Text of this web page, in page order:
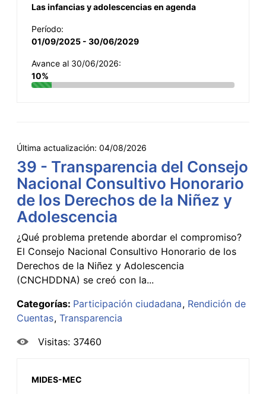
Las infancias y adolescencias en agenda
Período:
01/09/2025 - 30/06/2029
Avance al 30/06/2026:
10%
Última actualización: 04/08/2026
39 - Transparencia del Consejo
Nacional Consultivo Honorario
de los Derechos de la Niñez y
Adolescencia
¿Qué problema pretende abordar el compromiso?
El Consejo Nacional Consultivo Honorario de los
Derechos de la Niñez y Adolescencia
(CNCHDDNA) se creó con la...
Categorías: Participación ciudadana Rendición de
Cuentas Transparencia
Visitas: 37460
MIDES-MEC